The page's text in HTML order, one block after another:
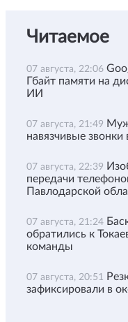
Читаемое
07 августа, 22:06
Гбайт памяти на
ИИ
07 августа, 21:49
навязчивые
07 августа, 22:39
передачи
Павлодарской
07 августа, 21:24
обратились к
команды
07 августа, 20:51
зафиксировали в